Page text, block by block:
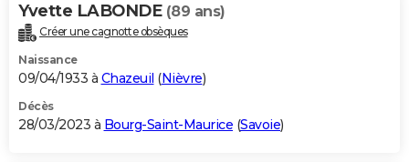
Yvette LABONDE (89 ans)
Créer une cagnotte obsèques
Naissance
09/04/1933 à Chazeuil (Nièvre)
Décès
28/03/2023 à Bourg-Saint-Maurice (Savoie)